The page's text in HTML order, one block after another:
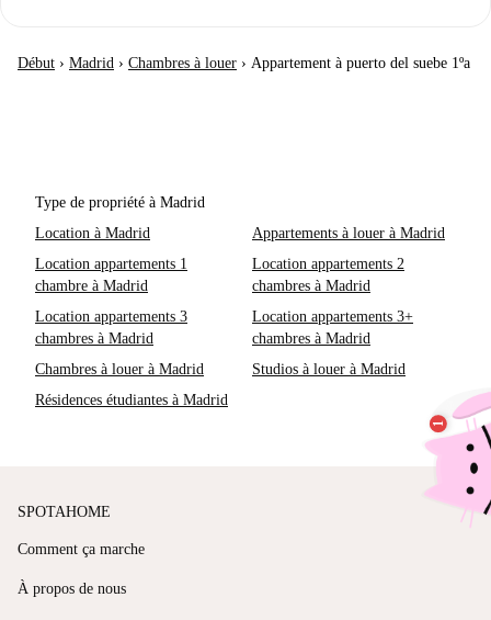
Début › Madrid › Chambres à louer › Appartement à puerto del suebe 1ºa
Type de propriété à Madrid
Location à Madrid
Appartements à louer à Madrid
Location appartements 1
chambre à Madrid
Location appartements 2
chambres à Madrid
Location appartements 3
chambres à Madrid
Location appartements 3+
chambres à Madrid
Chambres à louer à Madrid
Studios à louer à Madrid
Résidences étudiantes à Madrid
SPOTAHOME
Comment ça marche
À propos de nous